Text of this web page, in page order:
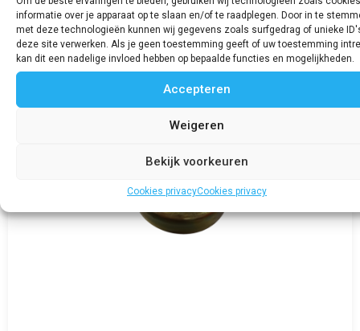
informatie over je apparaat op te slaan en/of te raadplegen. Door in te
met deze technologieën kunnen wij gegevens zoals surfgedrag of unieke
deze site verwerken. Als je geen toestemming geeft of uw toestemming
kan dit een nadelige invloed hebben op bepaalde functies en mogelijkheden.
Accepteren
Weigeren
Bekijk voorkeuren
Cookies privacyCookies privacy
Bekijk product